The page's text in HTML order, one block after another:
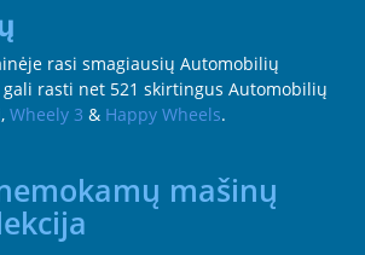
rasi smagiausių Automobilių
rasti net 521 skirtingus Automobilių
Wheely 3 & Happy Wheels.
mašinų